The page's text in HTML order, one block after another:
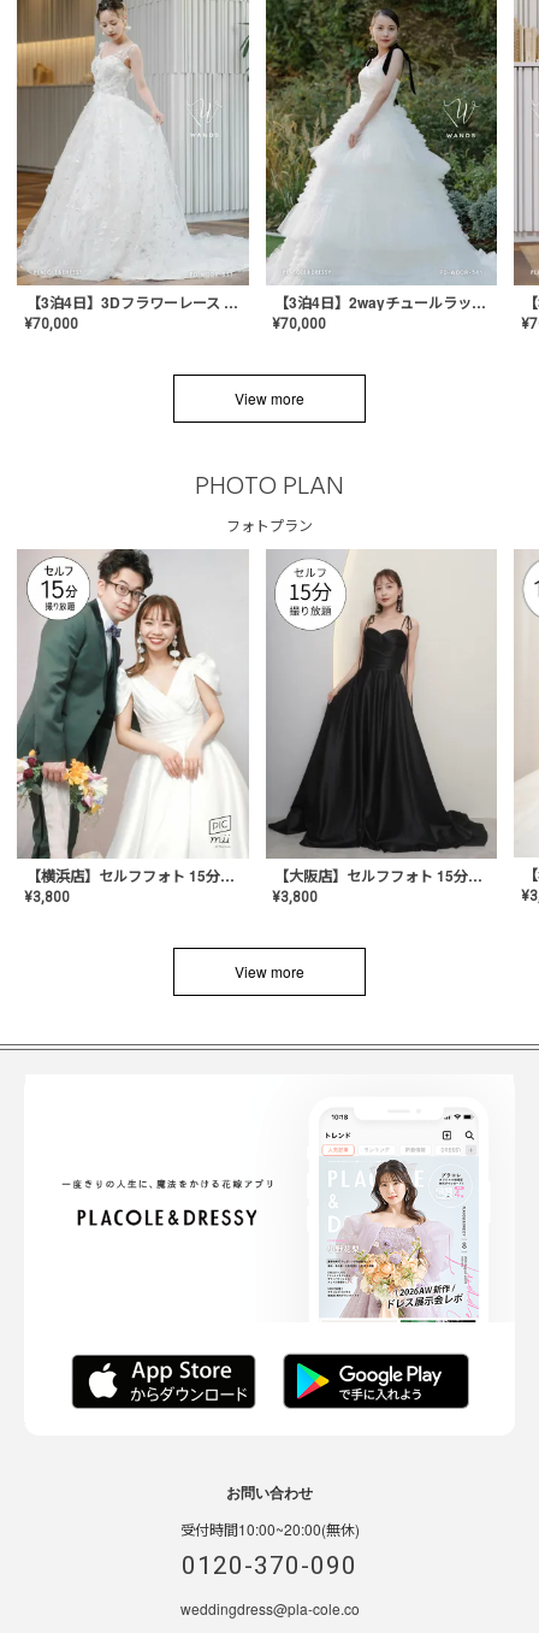
【3泊4日】3Dフラワーレース ドレス〈PD-WDOR-331〉
¥70,000
【3泊4日】2wayチュールラッフルドレス〈PD-WDOR-341RTL〉
¥70,000 ¥
View more
PHOTO PLAN
フォトプラン
【横浜店】セルフフォト 15分撮り放題プラン
¥3,800
【大阪店】セルフフォト 15分撮り放題プラン
¥3,800 ¥
View more
お問い合わせ
受付時間10:00~20:00(無休)
0120-370-090
weddingdress@pla-cole.co